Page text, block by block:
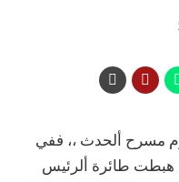
مسرح ألحدث ،، ففي
هبطت طائرة ألرئيس